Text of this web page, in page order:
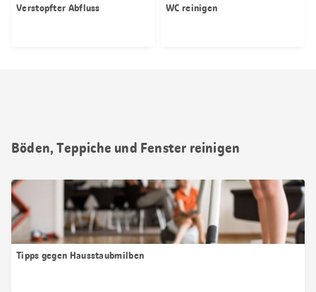
Verstopfter Abfluss WC reinigen
Böden, Teppiche und Fenster reinigen
Tipps gegen Hausstaubmilben